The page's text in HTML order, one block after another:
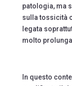
patologia, ma
sulla tossicità
legata
molto
In questo